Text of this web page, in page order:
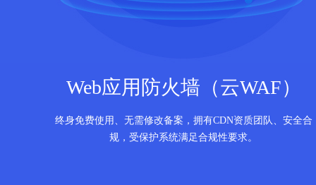
Web应用防火墙（云WAF）
终身免费使用、无需修改备案，拥有CDN资质团队、安全合
规，受保护系统满足合规性要求。